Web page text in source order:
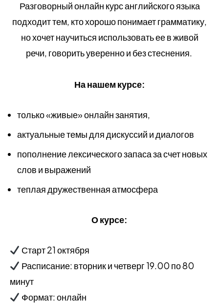
Разговорный онлайн курс английского языка
подходит тем, кто хорошо понимает грамматику,
но хочет научиться использовать ее в живой
речи, говорить уверенно и без стеснения.
На нашем курсе:
только «живые» онлайн занятия,
актуальные темы для дискуссий и диалогов
пополнение лексического запаса за счет новых
слов и выражений
теплая дружественная атмосфера
О курсе:
Старт 21 октября
Расписание: вторник и четверг 19.00 по 80
минут
Формат: онлайн